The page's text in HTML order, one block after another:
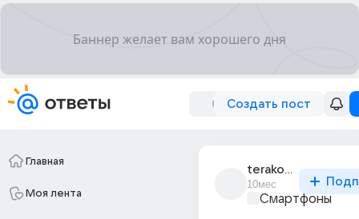
Создать пост
Главная
Моя лента
terakotyaaa
10мес
Смартфоны